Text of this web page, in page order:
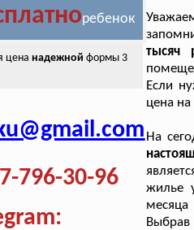
ребенок
цена надежной формы 3
796-30-96
тысяч
Если
цена
На
жилье
месяца